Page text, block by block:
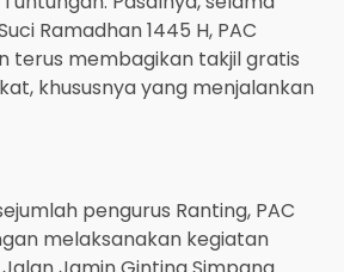
Ramadhan 1445 H, PAC
terus membagikan takjil gratis
khususnya yang menjalankan
pengurus Ranting, PAC
melaksanakan kegiatan